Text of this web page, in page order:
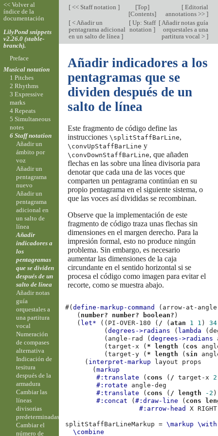
[<< Staff notation ] [Top]
[Contents]
[Editorial
annotations >> ]
[< Añadir un
pentagrama adicional
en un salto de línea ]
[Up: Staff
notation ]
[Añadir notas guía
orquestales a una
partitura vocal > ]
Añadir indicadores a los
pentagramas que se
dividen después de un
salto de línea
Este fragmento de código define las
instrucciones \splitStaffBarLine,
\convUpStaffBarLine y
\convDownStaffBarLine, que añaden
flechas en las sobre una línea divisoria para
denotar que cada una de las voces que
comparten un pentagrama continúan en su
propio pentagrama en el siguiente sistema, o
que las voces así divididas se recombinan.
Observe que la implementación de este
fragmento de código traza unas flechas sin
dimensiones en el margen derecho. Para la
impresión formal, esto no produce ningún
problema. Sin embargo, es necesario
aumentar las dimensiones de la caja
circundante en el sentido horizontal si se
procesa el código como imagen para evitar el
recorte, como se muestra abajo.
#(define-markup-command ( arrow-at-angle
( number? number? boolean? )
( let* (( PI-OVER-180 ( / (atan 1 1 ) 34
(degrees->radians ( lambda (
( angle-rad (degrees->radians
(target-x ( * length ( cos
(target-y ( * length ( sin
( interpret-markup layout
props
(markup
#:translate
( cons ( / target-x 2
#:rotate
angle-deg
#:translate
( cons ( / length -2 )
#:concat
(#:draw-line ( cons
#:arrow-head
X RIGHT
splitStaffBarLineMarkup = \markup
\combine
<< Volver al
índice de la
documentación
LilyPond snippets
v2.26.0 (stable-
branch).
Preface
Musical notation
1 Pitches
2 Rhythms
3 Expressive
marks
4 Repeats
5 Simultaneous
notes
6 Staff notation
Añadir un
ámbito por
voz
Añadir un
pentagrama
nuevo
Añadir un
pentagrama
adicional en
un salto de
línea
Añadir
indicadores a
los
pentagramas
que se dividen
después de un
salto de línea
Añadir notas
guía
orquestales a
una partitura
vocal
Numeración
de compases
alternativa
Indicación de
tesitura
después de la
armadura
Cambiar las
líneas
divisorias
predeterminadas
Cambiar el
número de